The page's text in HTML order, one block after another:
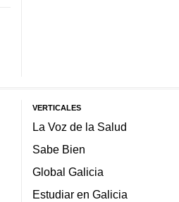
VERTICALES
La Voz de la Salud
Sabe Bien
Global Galicia
Estudiar en Galicia